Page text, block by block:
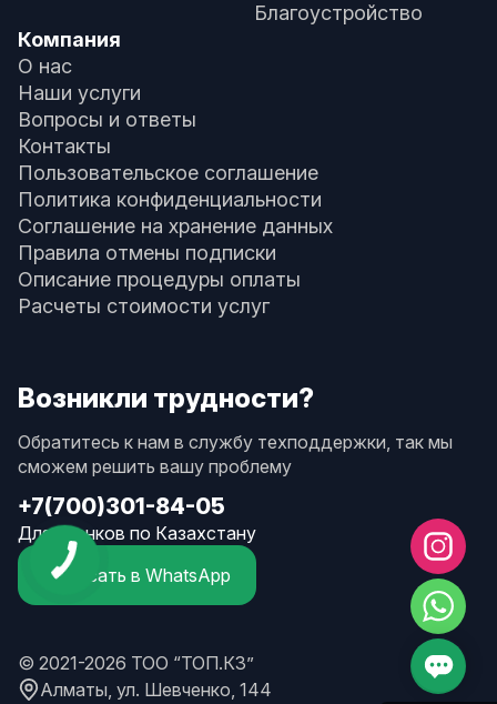
Благоустройство
Компания
О нас
Наши услуги
Вопросы и ответы
Контакты
Пользовательское соглашение
Политика конфиденциальности
Соглашение на хранение данных
Правила отмены подписки
Описание процедуры оплаты
Расчеты стоимости услуг
Возникли трудности?
Обратитесь к нам в службу техподдержки, так мы
сможем решить вашу проблему
+7(700)301-84-05
Для звонков по Казахстану
Написать в WhatsApp
© 2021-2026 ТОО “ТОП.КЗ”
Алматы, ул. Шевченко, 144